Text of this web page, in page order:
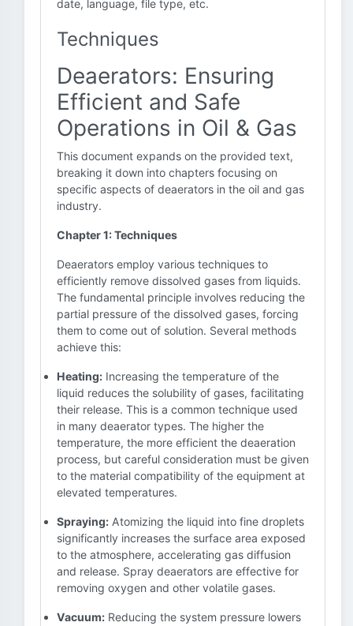
date, language, file type, etc.
Techniques
Deaerators: Ensuring
Efficient and Safe
Operations in Oil & Gas
This document expands on the provided text,
breaking it down into chapters focusing on
specific aspects of deaerators in the oil and gas
industry.
Chapter 1: Techniques
Deaerators employ various techniques to
efficiently remove dissolved gases from liquids.
The fundamental principle involves reducing the
partial pressure of the dissolved gases, forcing
them to come out of solution. Several methods
achieve this:
Heating: Increasing the temperature of the
liquid reduces the solubility of gases, facilitating
their release. This is a common technique used
in many deaerator types. The higher the
temperature, the more efficient the deaeration
process, but careful consideration must be given
to the material compatibility of the equipment at
elevated temperatures.
Spraying: Atomizing the liquid into fine droplets
significantly increases the surface area exposed
to the atmosphere, accelerating gas diffusion
and release. Spray deaerators are effective for
removing oxygen and other volatile gases.
Vacuum: Reducing the system pressure lowers